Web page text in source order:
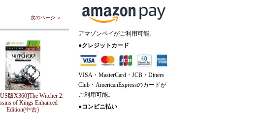
次のページ ＞
版X360]The Witcher 2:
of Kings Enhanced
Edition(中古)
アマゾンペイがご利用可能。
●クレジットカード
VISA・MasterCard・JCB・Diners
Club・AmericanExpressのカードが
ご利用可能。
●コンビニ払い